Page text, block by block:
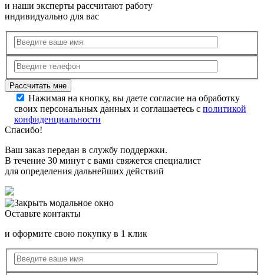
и наши эксперты рассчитают работу
индивидуально для вас
Нажимая на кнопку, вы даете согласие на обработку
своих персональных данных и соглашаетесь с политикой
конфиденциальности
Спасибо!
Ваш заказ передан в службу поддержки.
В течение 30 минут с вами свяжется специалист
для определения дальнейших действий
Оставьте контакты
и оформите свою покупку в 1 клик